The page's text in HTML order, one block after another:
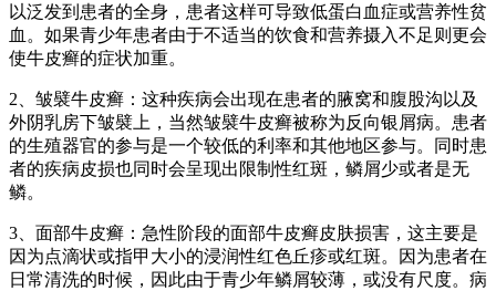
以泛发到患者的全身，患者这样可导致低蛋白血症或营养性贫
血。如果青少年患者由于不适当的饮食和营养摄入不足则更会
使牛皮癣的症状加重。
2、皱襞牛皮癣：这种疾病会出现在患者的腋窝和腹股沟以及
外阴乳房下皱襞上，当然皱襞牛皮癣被称为反向银屑病。患者
的生殖器官的参与是一个较低的利率和其他地区参与。同时患
者的疾病皮损也同时会呈现出限制性红斑，鳞屑少或者是无
鳞。
3、面部牛皮癣：急性阶段的面部牛皮癣皮肤损害，这主要是
因为点滴状或指甲大小的浸润性红色丘疹或红斑。因为患者在
日常清洗的时候，因此由于青少年鳞屑较薄，或没有尺度。病